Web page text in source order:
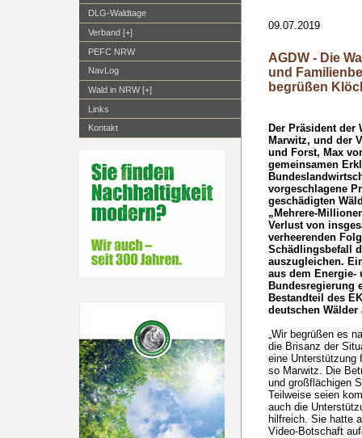
DLG-Waldtage
Verband [+]
PEFC NRW
NavLog
Wald in NRW [+]
Links
Kontakt
09.07.2019
AGDW - Die
und
begrüßen
Der Präsident der
Marwitz, und der
und Forst, Max
gemeinsamen
vorgeschlagene
geschädigten
„Mehrere-
Verlust von
verheerenden
Schädlingsbefall
auszugleichen.
aus dem Energie-
Bundesregierung
Bestandteil des
deutschen
„Wir begrüßen es
die Brisanz der
eine Unterstützung
so Marwitz. Die
und großflächigen
Teilweise seien
auch die
hilfreich. Sie hatte
Video-Botschaft